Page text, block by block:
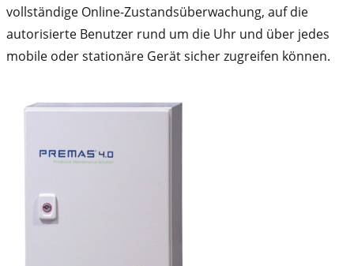
vollständige Online-Zustandsüberwachung, auf die
autorisierte Benutzer rund um die Uhr und über jedes
mobile oder stationäre Gerät sicher zugreifen können.